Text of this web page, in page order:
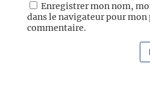
Enregistrer mon nom,
dans le navigateur pour mon
commentaire.